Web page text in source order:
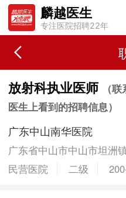
麟越医生
专注医院招聘22年
放射科执业医师
（
医生上看到的招聘信息）
广东中山南华医院
广东省中山市中山市坦洲
民营医院
二级